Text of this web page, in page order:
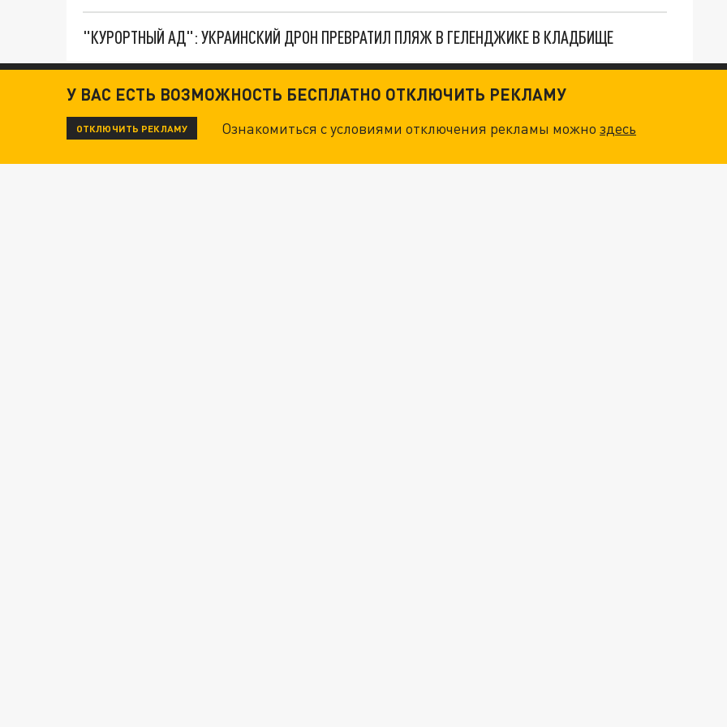
"КУРОРТНЫЙ АД": УКРАИНСКИЙ ДРОН ПРЕВРАТИЛ ПЛЯЖ В ГЕЛЕНДЖИКЕ В КЛАДБИЩЕ
У ВАС ЕСТЬ ВОЗМОЖНОСТЬ БЕСПЛАТНО ОТКЛЮЧИТЬ РЕКЛАМУ
ОТКЛЮЧИТЬ РЕКЛАМУ Ознакомиться с условиями отключения рекламы можноздесь